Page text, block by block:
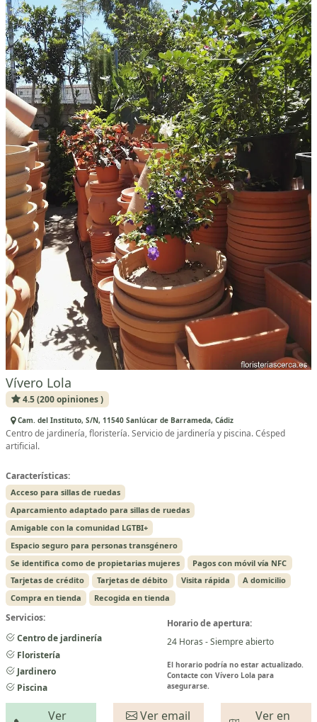
Vívero Lola
4.5 (200 opiniones )
Cam. del Instituto, S/N, 11540 Sanlúcar de Barrameda, Cádiz
Centro de jardinería, floristería. Servicio de jardinería y piscina. Césped
artificial.
Características:
Acceso para sillas de ruedas
Aparcamiento adaptado para sillas de ruedas
Amigable con la comunidad LGTBI+
Espacio seguro para personas transgénero
Se identifica como de propietarias mujeres
Pagos con móvil vía NFC
Tarjetas de crédito
Tarjetas de débito Visita rápida
A domicilio
Compra en tienda
Recogida en tienda
Servicios:
Centro de jardinería
Floristería
Jardinero
Piscina
Horario de apertura:
24 Horas - Siempre abierto
El horario podría no estar actualizado.
Contacte con Vívero Lola para
asegurarse.
Ver Ver email Ver en